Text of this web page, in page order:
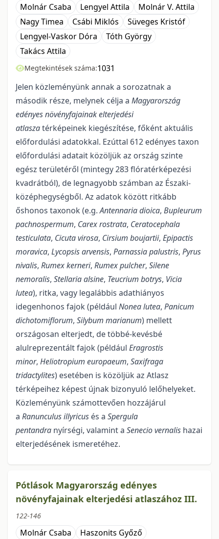
Molnár Csaba Lengyel Attila
Molnár V. Attila
Nagy Timea
Csábi Miklós
Süveges Kristóf
Lengyel-Vaskor Dóra
Tóth György
Takács Attila
Megtekintések száma:1031
Jelen közleményünk annak a sorozatnak a
második része, melynek célja a Magyarország
edényes növényfajainak elterjedési
atlaszatérképeinek kiegészítése, főként aktuális
előfordulási adatokkal. Ezúttal 612 edényes taxon
előfordulási adatait közöljük az ország szinte
egész területéről (mintegy 283 flóratérképezési
kvadrátból), de legnagyobb számban az Északi-
középhegységből. Az adatok között ritkább
őshonos taxonok (e.g.Antennaria dioica, Bupleurum
pachnospermum, Carexrostrata, Ceratocephala
testiculata, Cicutavirosa, Cirsium boujartii, Epipactis
moravica, Lycopsis arvensis, Parnassia palustris, Pyrus
nivalis, Rumexkerneri, Rumexpulcher, Silene
nemoralis, Stellaria alsine, Teucrium botrys, Vicia
lutea), ritka, vagy legalábbis adathiányos
idegenhonos fajok (például Nonea lutea, Panicum
dichotomiflorum, Silybum marianum) mellett
országosan elterjedt, de többé-kevésbé
alulreprezentált fajok (például Eragrostis
minor, Heliotropium europaeum, Saxifraga
tridactylites) esetében is közöljük az Atlasz
térképeihez képest újnak bizonyuló lelőhelyeket.
Közleményünk számottevően hozzájárul
a Ranunculus illyricus és a Spergula
pentandra nyírségi, valamint a Senecio vernalis hazai
elterjedésének ismeretéhez.
Pótlások Magyarország edényes
növényfajainak elterjedési atlaszához III.
122-146
Molnár Csaba
Haszonits Győző